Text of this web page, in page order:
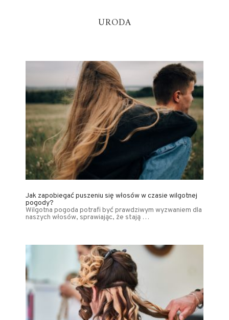
URODA
Jak zapobiegać puszeniu się włosów w czasie wilgotnej
pogody?
Wilgotna pogoda potrafi być prawdziwym wyzwaniem dla
naszych włosów, sprawiając, że stają …